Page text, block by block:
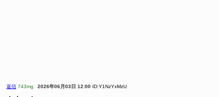
返信 743mg 2026年06月03日 12:00 ID:Y1NzYxMzU